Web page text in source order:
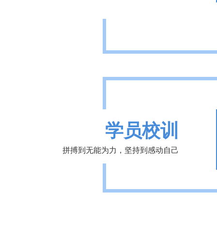
学员校训
拼搏到无能为力，坚持到感动自己